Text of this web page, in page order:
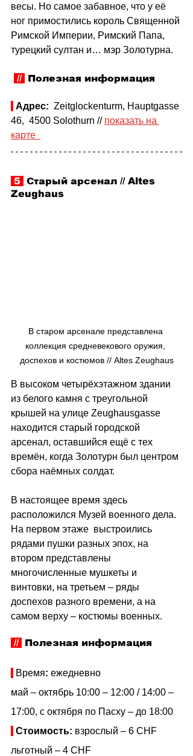
весы. Но самое забавное, что у её
ног примостились король Священной
Римской Империи, Римский Папа,
турецкий султан и… мэр Золотурна.
// Полезная информация
Адрес:
  Zeitglockenturm, Hauptgasse
46,  4500 Solothurn // показать на
карте
5
Старый арсенал // Altes
Zeughaus
В старом арсенале представлена
коллекция средневекового оружия,
доспехов и костюмов // Altes Zeughaus
В высоком четырёхэтажном здании
из белого камня с треугольной
крышей на улице Zeughausgasse
находится старый городской
арсенал, оставшийся ещё с тех
времён, когда Золотурн был центром
сбора наёмных солдат.
В настоящее время здесь
расположился Музей военного дела.
На первом этаже  выстроились
рядами пушки разных эпох, на
втором представлены
многочисленные мушкеты и
винтовки, на третьем – ряды
доспехов разного времени, а на
самом верху – костюмы военных.
// Полезная информация
Время: ежедневно
май – октябрь 10:00 – 12:00 / 14:00 –
17:00, с октября по Пасху – до 18:00
Стоимость: взрослый – 6 CHF
льготный – 4 CHF